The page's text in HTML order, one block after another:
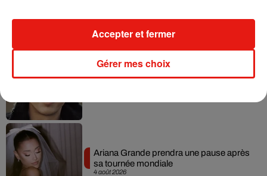
4 août 2026
Ariana Grande prendra une pause après
sa tournée mondiale
Gérer mes choix
Accepter et fermer